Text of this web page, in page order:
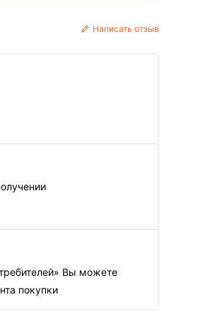
Написать отзыв
Вы можете
покупки